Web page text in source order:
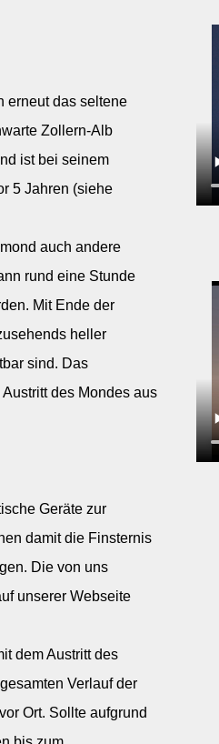
erneut das seltene
Zollern-Alb
ist bei seinem
5 Jahren (siehe
auch andere
rund eine Stunde
Mit Ende der
heller
sind. Das
des Mondes aus
Geräte zur
damit die Finsternis
Die von uns
unserer Webseite
dem Austritt des
Verlauf der
Ort. Sollte aufgrund